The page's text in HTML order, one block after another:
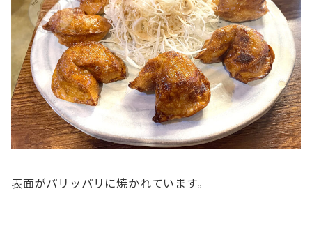
表面がパリッパリに焼かれています。